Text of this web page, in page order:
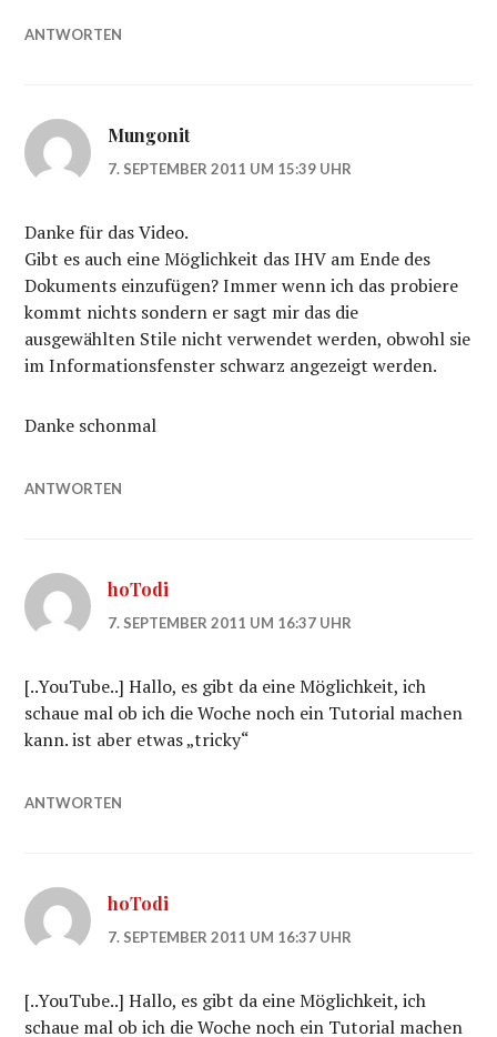
ANTWORTEN
Mungonit
7. SEPTEMBER 2011 UM 15:39 UHR
Danke für das Video.
Gibt es auch eine Möglichkeit das IHV am Ende des
Dokuments einzufügen? Immer wenn ich das probiere
kommt nichts sondern er sagt mir das die
ausgewählten Stile nicht verwendet werden, obwohl sie
im Informationsfenster schwarz angezeigt werden.
Danke schonmal
ANTWORTEN
hoTodi
7. SEPTEMBER 2011 UM 16:37 UHR
[..YouTube..] Hallo, es gibt da eine Möglichkeit, ich
schaue mal ob ich die Woche noch ein Tutorial machen
kann. ist aber etwas „tricky“
ANTWORTEN
hoTodi
7. SEPTEMBER 2011 UM 16:37 UHR
[..YouTube..] Hallo, es gibt da eine Möglichkeit, ich
schaue mal ob ich die Woche noch ein Tutorial machen